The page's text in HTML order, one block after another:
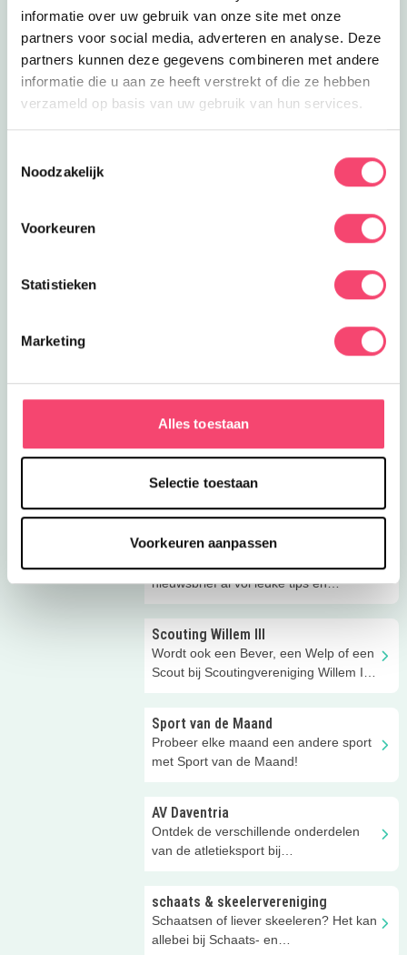
informatie over uw gebruik van onze site met onze
partners voor social media, adverteren en analyse. Deze
partners kunnen deze gegevens combineren met andere
informatie die u aan ze heeft verstrekt of die ze hebben
verzameld op basis van uw gebruik van hun services.
Noodzakelijk
Voorkeuren
Statistieken
Marketing
Alles toestaan
Selectie toestaan
Voorkeuren aanpassen
Scouting Paulus en Petrus
Scouting Paulus en Petrus Donders!
Scouting Dr. Ariensgroep
cursus in Apeldoorn echt iets voor jou!
Uitdagende activiteiten voor kids vanaf
We zijn nog volop aan het uitbreiden.
Heb jij nog tips voor ons? Wij horen ze
graag!
Scouting Balmoral
Voor Apeldoornse outdoorkids: Koken
op houtvuur, torens bouwen en
zomerkampen bij Scouting Balmoral!
Eropuit tips!
nieuwsbrief al vol leuke tips en
Scouting Willem III
Wordt ook een Bever, een Welp of een
Scout bij Scoutingvereniging Willem III
Sport van de Maand
Probeer elke maand een andere sport
met Sport van de Maand!
AV Daventria
Ontdek de verschillende onderdelen
van de atletieksport bij
schaats & skeelervereniging
Schaatsen of liever skeeleren? Het kan
allebei bij Schaats- en